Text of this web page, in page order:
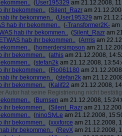
(User195329 am 21.12.2008,
ihr bekommen.. (Silent_Razr am
ihr bekommen.. (User195329 am
hab ihr bekommen.. (-Transformer2K- am
hab ihr bekommen.. (Silent_Razr am
hab ihr bekommen.. (Arrris am
(homerdersimpson am
ihr bekommen.. (athis am 21.12.2008,
(stefan2k am 21.12.2008,
ihr bekommen.. (Flo061180 am
ihr bekommen.. (stefan2k am
ihr bekommen.. (Kalif22 am 21.12.2008,
Autor hat seine Registrierung nicht
(Burnsen am 21.12.2008,
ihr bekommen.. (Silent_Razr am
(ninoStyLe am 21.12.2008,
ihr bekommen.. (xxxforce am 21.12.2008,
ihr bekommen.. (RevX am 21.12.2008,